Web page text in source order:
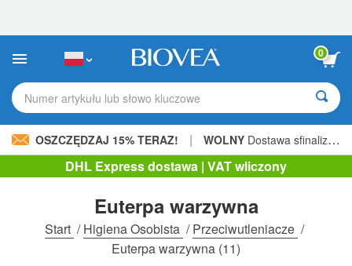
strona
internetowa
zawiera
ułatwień
dostępu.
0
Numer artykułu lub słowo kluczowe
OSZCZĘDZAJ 15% TERAZ! | WOLNY Dostawa sfinalizowana 205,00 zł »
DHL Express dostawa | VAT wliczony
Euterpa warzywna
Start /Higiena Osobista /Przeciwutleniacze /
Euterpa warzywna (11)